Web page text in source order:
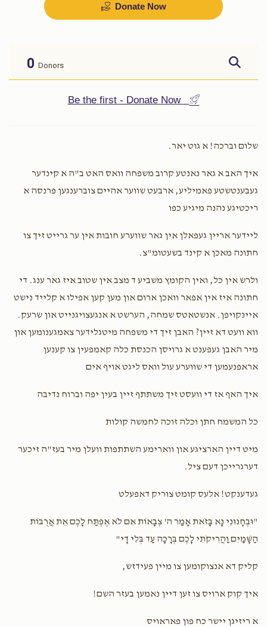
Sold
כלה טיטשער מזוזות
$2,000.00
$2,500.00
יום החופה קליידער פאר משפחה
Donate Now
0 Donors
Be the first - Donate Now
שלום וברכה! א גוט יאר.
איך האב א גאר נאנטע קרוב משפחה וואס האט ב"ה א קינדער
געבענטשטע פאמיליע, ארבעט שווער אהיים צוברענגען פרנסה א
ריכטיגע נהנה מיגיע כפו
ליידער אריין געפאלן אין גאר שווערע חובות אין ער גרייט זיך צו
חתונה מאכן א קינד בשעטומ"צ.
ולרש אין כל, ואין הקומץ משביע ד מצב אין שטוב איז גאר ענג. די
חתונה איז אין אפאר וואכן ארום און מען קען אפילו א קלייד נישט
איינקויפן. אנשטאטס שמחה, הערשט א אנגעצויגנייט און שרעק.
ווא וועט דא זיין? האבן זיך די משפחה מיטגלידער צאמגענומען און
מיר האבן געפענט א גרויסן הכנסת כלה קאמפעין צו קענען
אראפנעמען די שווערע עול וואס ליגט אויף אים
איך האף אז די וועסט זיך משתתף זיין בעין יפה וברוח נדיבה
כל המשמח חתן וכלה זוכה לחמשה קולות
מיט דיין הארציגע און ווארימע השתתפות וועלן מיר בעז"ה זיכער
דערגרייכן דעם ציל.
געדענקט! אלעס קומט צוריק דאפעלט
"וּבְחָנוּנִי נָא בָּזֹאת אָמַר ה' צְבָאוֹת אִם לֹא אֶפְתַּח לָכֶם אֵת אֲרֻבּוֹת
הַשָּׁמַיִם וַהֲרִיקֹתִי לָכֶם בְּרָכָה עַד בְּלִי דָי"
קליק דא אנצוקומען צו מיין פעידזש,
איך קוק ארויס צו זען דיין נאמען בעזר השם!
א ריזיגן יישר כח פון פאראויס